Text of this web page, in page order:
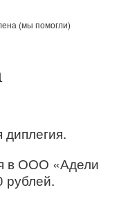
(мы помогли)
в ООО «Адели
рублей.